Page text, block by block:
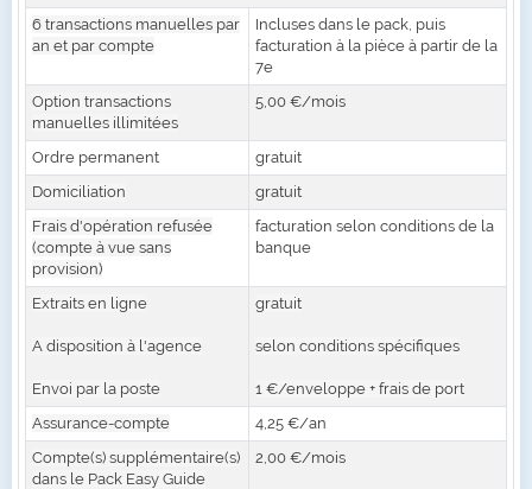
6 transactions manuelles par
an et par compte
Incluses dans le pack, puis
facturation à la pièce à partir de la
7e
Option transactions
manuelles illimitées
5,00 €/mois
Ordre permanent
gratuit
Domiciliation
gratuit
Frais d'opération refusée
(compte à vue sans
provision)
facturation selon conditions de la
banque
Extraits en ligne
A disposition à l'agence
Envoi par la poste
gratuit
selon conditions spécifiques
1 €/enveloppe + frais de port
Assurance-compte
4,25 €/an
Compte(s) supplémentaire(s)
dans le Pack Easy Guide
2,00 €/mois